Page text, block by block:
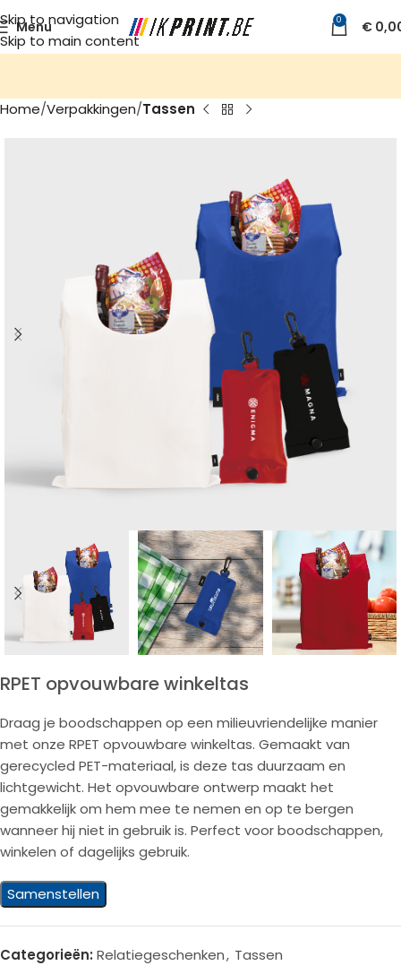
Skip to navigation
Skip to main content
Menu 0 €
Home Verpakkingen Tassen
RPET opvouwbare winkeltas
Draag je boodschappen op een milieuvriendelijke manier
met onze RPET opvouwbare winkeltas. Gemaakt van
gerecycled PET-materiaal, is deze tas duurzaam en
lichtgewicht. Het opvouwbare ontwerp maakt het
gemakkelijk om hem mee te nemen en op te bergen
wanneer hij niet in gebruik is. Perfect voor boodschappen,
winkelen of dagelijks gebruik.
Samenstellen
Categorieën: Relatiegeschenken, Tassen